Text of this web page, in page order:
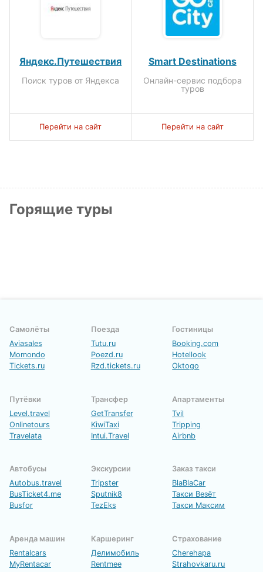
Яндекс.Путешествия
Поиск туров от Яндекса
Перейти на сайт
Smart Destinations
Онлайн-сервис подбора
туров
Перейти на сайт
Горящие туры
Самолёты
Aviasales
Momondo
Tickets.ru
Поезда
Tutu.ru
Poezd.ru
Rzd.tickets.ru
Гостиницы
Booking.com
Hotellook
Oktogo
Путёвки
Level.travel
Onlinetours
Travelata
Трансфер
GetTransfer
KiwiTaxi
Intui.Travel
Апартаменты
Tvil
Tripping
Airbnb
Автобусы
Autobus.travel
BusTicket4.me
Busfor
Экскурсии
Tripster
Sputnik8
TezEks
Заказ такси
BlaBlaCar
Такси Везёт
Такси Максим
Аренда машин
Rentalcars
MyRentacar
Каршеринг
Делимобиль
Rentmee
Страхование
Cherehapa
Strahovkaru.ru